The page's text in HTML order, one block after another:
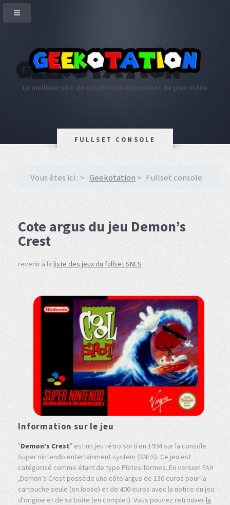
Le meilleur site de cotation indépendant de jeux vidéo
FULLSET CONSOLE
Vous êtes ici : Geekotation Fullset console
Cote argus du jeu Demon’s
Crest
revenir à la liste des jeux du fullset SNES
Information sur le jeu
"Demon’s Crest" est un jeu rétro sorti en 1994 sur la console
Super nintendo entertainment system (SNES). Ce jeu est
catégorisé comme étant de type Plates-formes. En version FAH
,Demon’s Crest possède une côte argus de 130 euros pour la
cartouche seule (en loose) et de 400 euros avec la notice du jeu
d'origine et de sa boite (en complet). Vous pouvez retrouverla